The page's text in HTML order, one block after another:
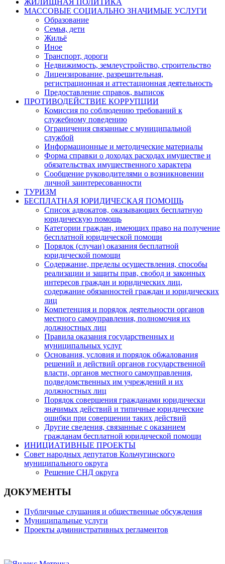
ЖИЛИЩНАЯ ПОЛИТИКА
МАССОВЫЕ СОЦИАЛЬНО ЗНАЧИМЫЕ УСЛУГИ
Образование
Семья, дети
Жильё
Иное
Транспорт, дороги
Недвижимость, землеустройство, строительство
Лицензирование, разрешительная,
регистрационная и аттестационная деятельность
Предоставление справок, выписок
ПРОТИВОДЕЙСТВИЕ КОРРУПЦИИ
Комиссия по соблюдению требований к
служебному поведению
Ограничения связанные с муниципальной
службой
Информационные и методические материалы
Форма справки о доходах расходах имуществе и
обязательствах имущественного характера
Сообщение руководителями о возникновении
личной заинтересованности
ТУРИЗМ
БЕСПЛАТНАЯ ЮРИДИЧЕСКАЯ ПОМОЩЬ
Список адвокатов, оказывающих бесплатную
юридическую помощь
Категории граждан, имеющих право на получение
бесплатной юридической помощи
Порядок (случаи) оказания бесплатной
юридической помощи
Содержание, пределы осуществления, способы
реализации и защиты прав, свобод и законных
интересов граждан и юридических лиц,
содержание обязанностей граждан и юридических
лиц
Компетенция и порядок деятельности органов
местного самоуправления, полномочия их
должностных лиц
Правила оказания государственных и
муниципальных услуг
Основания, условия и порядок обжалования
решений и действий органов государственной
власти, органов местного самоуправления,
подведомственных им учреждений и их
должностных лиц
Порядок совершения гражданами юридически
значимых действий и типичные юридические
ошибки при совершении таких действий
Другие сведения, связанные с оказанием
гражданам бесплатной юридической помощи
ИНИЦИАТИВНЫЕ ПРОЕКТЫ
Совет народных депутатов Кольчугинского
муниципального округа
Решение СНД округа
ДОКУМЕНТЫ
Публичные слушания и общественные обсуждения
Муниципальные услуги
Проекты административных регламентов